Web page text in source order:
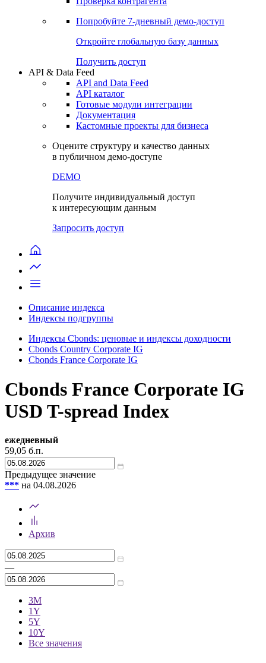
Попробуйте 7-дневный демо-доступ
Откройте глобальную базу данных
Получить доступ
API & Data Feed
API and Data Feed
API каталог
Готовые модули интеграции
Документация
Кастомные проекты для бизнеса
Оцените структуру и качество данных
в публичном демо-доступе
DEMO
Получите индивидуальный доступ
к интересующим данным
Запросить доступ
Описание индекса
Индексы подгруппы
Индексы Cbonds: ценовые и индексы доходности
Cbonds Country Corporate IG
Cbonds France Corporate IG
Cbonds France Corporate IG
USD T-spread Index
ежедневный
59,05 б.п.
Предыдущее значение
*** на 04.08.2026
Архив
—
3М
1Y
5Y
10Y
Все значения